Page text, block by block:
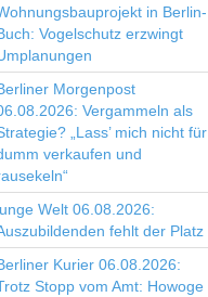
in Berlin-
Vogelschutz erzwingt
Morgenpost
Vergammeln als
„Lass’ mich nicht für
verkaufen und
Welt 06.08.2026:
fehlt der Platz
Kurier 06.08.2026:
Stopp vom Amt: Howoge